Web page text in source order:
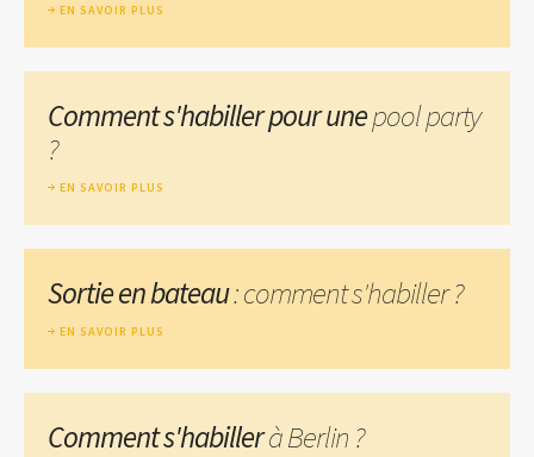
EN SAVOIR PLUS
Comment s'habiller pour unepool party
?
EN SAVOIR PLUS
Sortie en bateau: comment s'habiller ?
EN SAVOIR PLUS
Comment s'habillerà Berlin ?